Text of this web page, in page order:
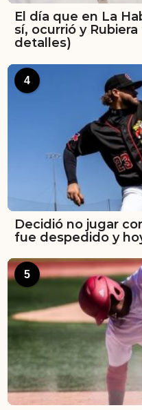
El día que en La
sí, ocurrió y
detalles)
4
Decidió no jugar
fue despedido y
5